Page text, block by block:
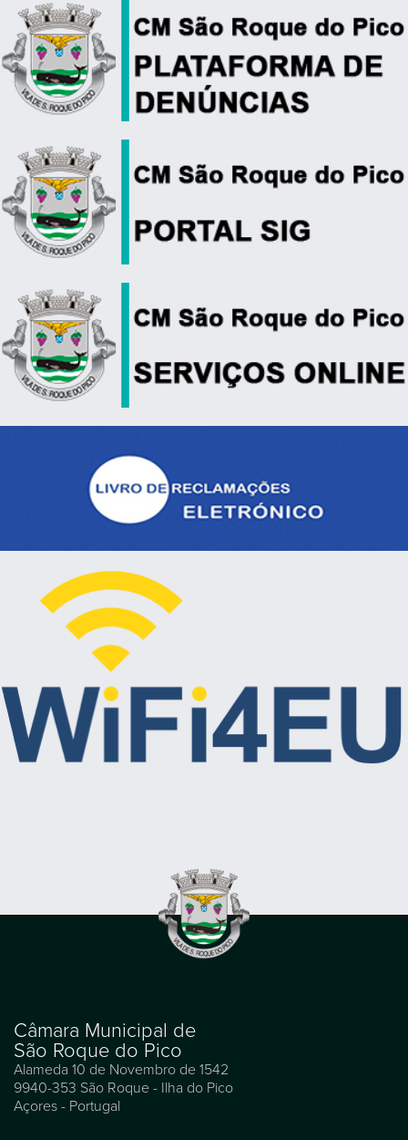
Câmara Municipal de
São Roque do Pico
Alameda 10 de Novembro de 1542
9940-353 São Roque - Ilha do Pico
Açores - Portugal